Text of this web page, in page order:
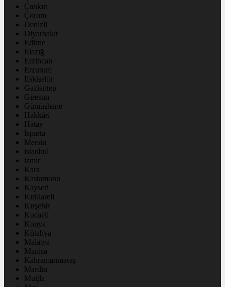
Çankırı
Çorum
Denizli
Diyarbakır
Edirne
Elazığ
Erzincan
Erzurum
Eskişehir
Gaziantep
Giresun
Gümüşhane
Hakkâri
Hatay
Isparta
Mersin
istanbul
izmir
Kars
Kastamonu
Kayseri
Kırklareli
Kırşehir
Kocaeli
Konya
Kütahya
Malatya
Manisa
Kahramanmaraş
Mardin
Muğla